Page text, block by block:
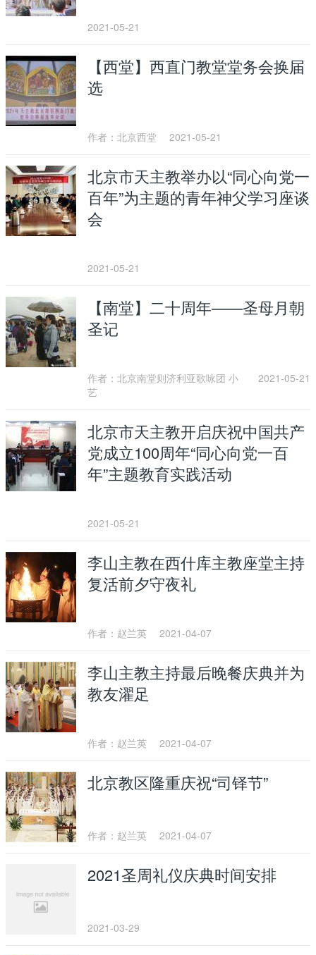
2021-05-21
【西堂】西直门教堂堂务会换届
选
作者：北京西堂 2021-05-21
北京市天主教举办以“同心向党一
百年”为主题的青年神父学习座谈
会
2021-05-21
【南堂】二十周年——圣母月朝
圣记
作者：北京南堂则济利亚歌咏团 小
艺
2021-05-21
北京市天主教开启庆祝中国共产
党成立100周年“同心向党一百
年”主题教育实践活动
2021-05-21
李山主教在西什库主教座堂主持
复活前夕守夜礼
作者：赵兰英 2021-04-07
李山主教主持最后晚餐庆典并为
教友濯足
作者：赵兰英 2021-04-07
北京教区隆重庆祝“司铎节”
作者：赵兰英 2021-04-07
2021圣周礼仪庆典时间安排
2021-03-29